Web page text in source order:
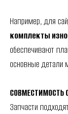
Например, для
комплекты
обеспечивают
основные детали
СОВМЕСТИМОСТЬ
Запчасти